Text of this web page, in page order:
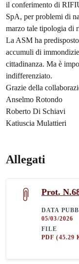
il conferimento di
SpA, per problemi di
marzo tale tipologia di
La ASM ha
accumuli di
cittadinanza. Ma è
indifferenziato.
Grazie della
Anselmo Rotondo
Roberto Di Schiavi
Katiuscia Mulattieri
Allegati
Prot.
DATA
05/03/2026
FILE
PDF(45.29